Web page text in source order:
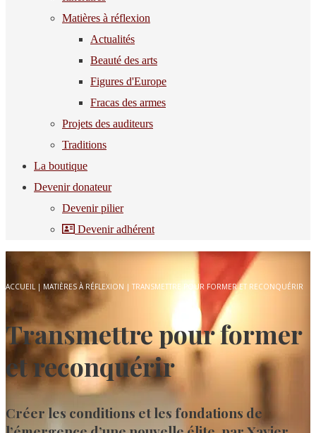
Matières à réflexion
Actualités
Beauté des arts
Figures d'Europe
Fracas des armes
Projets des auditeurs
Traditions
La boutique
Devenir donateur
Devenir pilier
Devenir adhérent
ACCUEIL | MATIÈRES À RÉFLEXION | TRANSMETTRE POUR FORMER ET RECONQUÉRIR
Transmettre pour former
et reconquérir
Créer les conditions et les fondations de